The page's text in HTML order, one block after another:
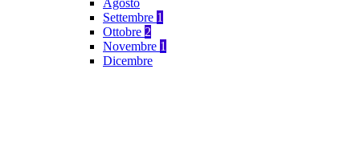
Agosto
Settembre 1
Ottobre 2
Novembre 1
Dicembre